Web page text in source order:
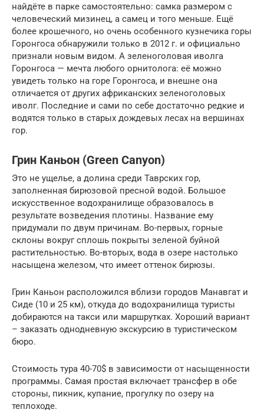
найдёте в парке самостоятельно: самка размером с
человеческий мизинец, а самец и того меньше. Ещё
более крошечного, но очень особенного кузнечика горы
Горонгоса обнаружили только в 2012 г. и официально
признали новым видом. А зеленоголовая иволга
Горонгоса — мечта любого орнитолога: её можно
увидеть только на горе Горонгоса, и внешне она
отличается от других африканских зеленоголовых
иволг. Последние и сами по себе достаточно редкие и
водятся только в старых дождевых лесах на вершинах
гор.
Грин Каньон (Green Canyon)
Это не ущелье, а долина среди Таврских гор,
заполненная бирюзовой пресной водой. Большое
искусственное водохранилище образовалось в
результате возведения плотины. Название ему
придумали по двум причинам. Во-первых, горные
склоны вокруг сплошь покрыты зеленой буйной
растительностью. Во-вторых, вода в озере настолько
насыщена железом, что имеет оттенок бирюзы.
Грин Каньон расположился вблизи городов Манавгат и
Сиде (10 и 25 км), откуда до водохранилища туристы
добираются на такси или маршрутках. Хороший вариант
– заказать однодневную экскурсию в туристическом
бюро.
Стоимость тура 40-70$ в зависимости от насыщенности
программы. Самая простая включает трансфер в обе
стороны, пикник, купание, прогулку по озеру на
теплоходе.